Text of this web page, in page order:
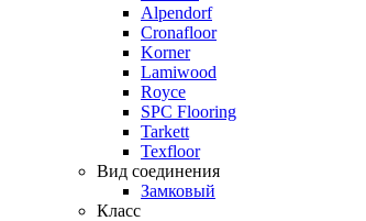
Alpendorf
Cronafloor
Korner
Lamiwood
Royce
SPC Flooring
Tarkett
Texfloor
Вид соединения
Замковый
Класс